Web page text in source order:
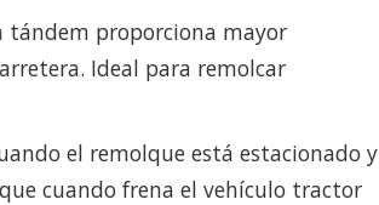
tándem proporciona mayor
Ideal para remolcar
el remolque está estacionado y
cuando frena el vehículo tractor